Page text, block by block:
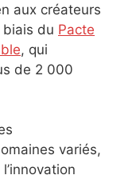
aux créateurs
biais du Pacte
, qui
de 2 000
variés,